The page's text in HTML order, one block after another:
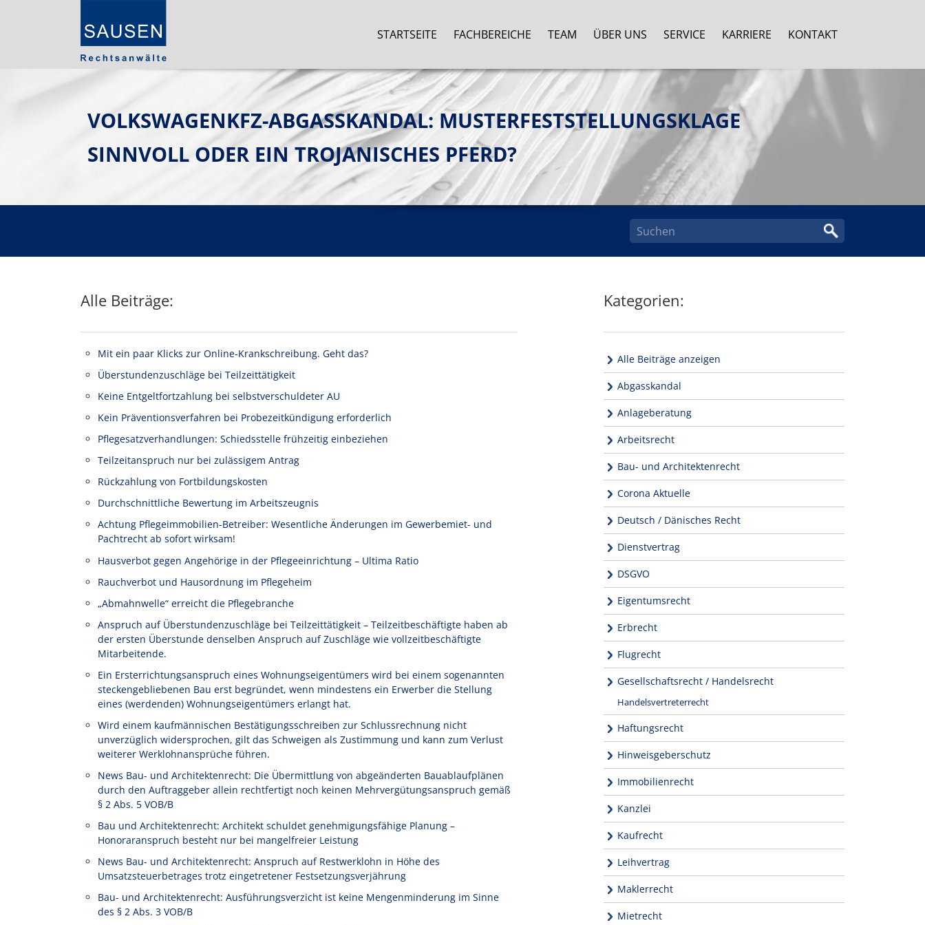
STARTSEITE FACHBEREICHE TEAM ÜBER UNS SERVICE KARRIERE KONTAKT
VOLKSWAGENKFZ-ABGASSKANDAL: MUSTERFESTSTELLUNGSKLAGE
SINNVOLL ODER EIN TROJANISCHES PFERD?
Alle Beiträge:
Mit ein paar Klicks zur Online-Krankschreibung. Geht das?
Überstundenzuschläge bei Teilzeittätigkeit
Keine Entgeltfortzahlung bei selbstverschuldeter AU
Kein Präventionsverfahren bei Probezeitkündigung erforderlich
Pflegesatzverhandlungen: Schiedsstelle frühzeitig einbeziehen
Teilzeitanspruch nur bei zulässigem Antrag
Rückzahlung von Fortbildungskosten
Durchschnittliche Bewertung im Arbeitszeugnis
Achtung Pflegeimmobilien-Betreiber: Wesentliche Änderungen im Gewerbemiet- und
Pachtrecht ab sofort wirksam!
Hausverbot gegen Angehörige in der Pflegeeinrichtung – Ultima Ratio
Rauchverbot und Hausordnung im Pflegeheim
„Abmahnwelle“ erreicht die Pflegebranche
Anspruch auf Überstundenzuschläge bei Teilzeittätigkeit – Teilzeitbeschäftigte haben ab
der ersten Überstunde denselben Anspruch auf Zuschläge wie vollzeitbeschäftigte
Mitarbeitende.
Ein Ersterrichtungsanspruch eines Wohnungseigentümers wird bei einem sogenannten
steckengebliebenen Bau erst begründet, wenn mindestens ein Erwerber die Stellung
eines (werdenden) Wohnungseigentümers erlangt hat.
Wird einem kaufmännischen Bestätigungsschreiben zur Schlussrechnung nicht
unverzüglich widersprochen, gilt das Schweigen als Zustimmung und kann zum Verlust
weiterer Werklohnansprüche führen.
News Bau- und Architektenrecht: Die Übermittlung von abgeänderten Bauablaufplänen
durch den Auftraggeber allein rechtfertigt noch keinen Mehrvergütungsanspruch gemäß
§ 2 Abs. 5 VOB/B
Bau und Architektenrecht: Architekt schuldet genehmigungsfähige Planung –
Honoraranspruch besteht nur bei mangelfreier Leistung
News Bau- und Architektenrecht: Anspruch auf Restwerklohn in Höhe des
Umsatzsteuerbetrages trotz eingetretener Festsetzungsverjährung
Bau- und Architektenrecht: Ausführungsverzicht ist keine Mengenminderung im Sinne
des § 2 Abs. 3 VOB/B
Kategorien:
Alle Beiträge anzeigen
Abgasskandal
Anlageberatung
Arbeitsrecht
Bau- und Architektenrecht
Corona Aktuelle
Deutsch / Dänisches Recht
Dienstvertrag
DSGVO
Eigentumsrecht
Erbrecht
Flugrecht
Gesellschaftsrecht / Handelsrecht
Handelsvertreterrecht
Haftungsrecht
Hinweisgeberschutz
Immobilienrecht
Kanzlei
Kaufrecht
Leihvertrag
Maklerrecht
Mietrecht